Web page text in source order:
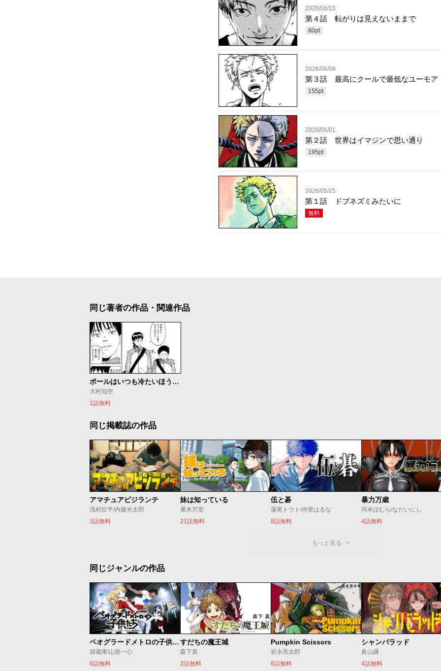
2026/06/15
第４話 転がりは見えないままで
80pt
2026/06/08
第３話 最高にクールで最低なユーモア
155pt
2026/06/01
第２話 世界はイマジンで思い通り
195pt
2026/05/25
第１話 ドブネズミみたいに
無料
同じ著者の作品・関連作品
ボールはいつも冷たいほうに流れる
大村知空
1話無料
同じ掲載誌の作品
アマチュアビジランテ
浅村壮平/内藤光太郎
3話無料
妹は知っている
雁木万里
21話無料
伍と碁
蓮尾トウト/仲里はるな
8話無料
暴力万歳
河本ほむら/なだいにし
4話無料
もっと見る
同じジャンルの作品
ベオグラードメトロの子供たち
隷蔵庫/山座一心
6話無料
すだちの魔王城
森下真
2話無料
Pumpkin Scissors
岩永亮太郎
6話無料
シャンバラッド
眞山継
4話無料